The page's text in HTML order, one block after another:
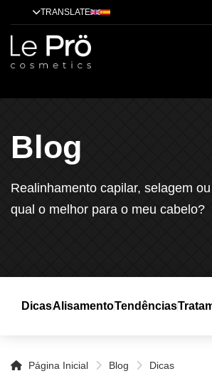
TRANSLATE
Blog
Realinhamento capilar, selagem
qual o melhor para o meu cabelo?
DicasAlisamentoTendências
Página Inicial Blog Dicas